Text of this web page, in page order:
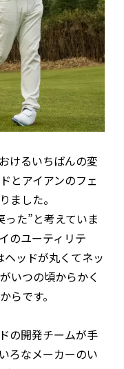
けるいちばんの変
とアイアンのフェ
ました。
た”と考えていま
のユーティリテ
ヘッドが丸くてネッ
いつの頃からかく
らです。
の開発チームが手
ろなメーカーのい